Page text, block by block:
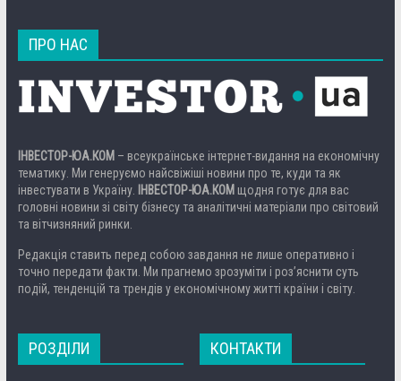
ПРО НАС
ІНВЕСТОР-ЮА.КОМ – всеукраїнське інтернет-видання на економічну
тематику. Ми генеруємо найсвіжіші новини про те, куди та як
інвестувати в Україну. ІНВЕСТОР-ЮА.КОМ щодня готує для вас
головні новини зі світу бізнесу та аналітичні матеріали про світовий
та вітчизняний ринки.
Редакція ставить перед собою завдання не лише оперативно і
точно передати факти. Ми прагнемо зрозуміти і роз’яснити суть
подій, тенденцій та трендів у економічному житті країни і світу.
РОЗДІЛИ КОНТАКТИ